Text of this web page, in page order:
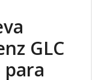
GLC